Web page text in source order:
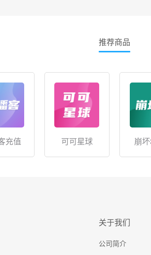
推荐商品
充值 可可星球 崩
关于我们
公司简介